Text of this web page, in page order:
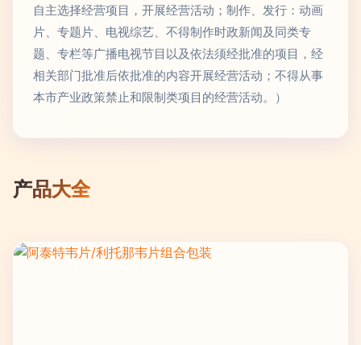
自主选择经营项目，开展经营活动；制作、发行：动画
片、专题片、电视综艺、不得制作时政新闻及同类专
题、专栏等广播电视节目以及依法须经批准的项目，经
相关部门批准后依批准的内容开展经营活动；不得从事
本市产业政策禁止和限制类项目的经营活动。）
产品大全